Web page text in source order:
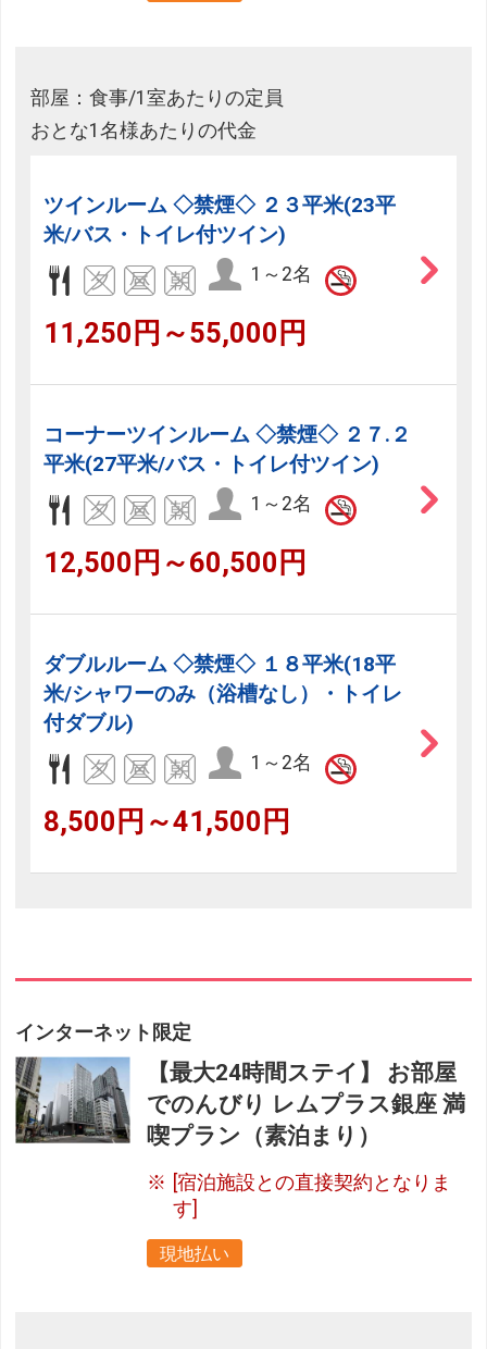
部屋：食事/1室あたりの定員
おとな1名様あたりの代金
ツインルーム ◇禁煙◇ ２３平米(23平
米/バス・トイレ付ツイン)
1～2名
11,250円～55,000円
コーナーツインルーム ◇禁煙◇ ２７.２
平米(27平米/バス・トイレ付ツイン)
1～2名
12,500円～60,500円
ダブルルーム ◇禁煙◇ １８平米(18平
米/シャワーのみ（浴槽なし）・トイレ
付ダブル)
1～2名
8,500円～41,500円
インターネット限定
【最大24時間ステイ】 お部屋
でのんびり レムプラス銀座 満
喫プラン（素泊まり）
[宿泊施設との直接契約となりま
す]
現地払い